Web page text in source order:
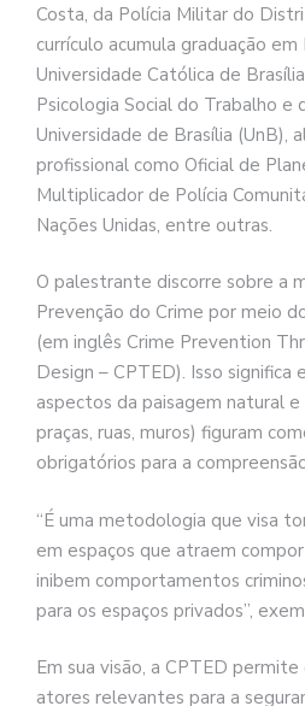
Costa, da Polícia Militar do
currículo acumula graduação
Universidade Católica de
Psicologia Social do Trabalho e
Universidade de Brasília (UnB),
profissional como Oficial de
Multiplicador de Polícia
Nações Unidas, entre outras.
O palestrante discorre sobre a
Prevenção do Crime por meio
(em inglês Crime Prevention
Design – CPTED). Isso significa
aspectos da paisagem natural
praças, ruas, muros) figuram
obrigatórios para a
“É uma metodologia que visa
em espaços que atraem
inibem comportamentos
para os espaços privados”,
Em sua visão, a CPTED
atores relevantes para a